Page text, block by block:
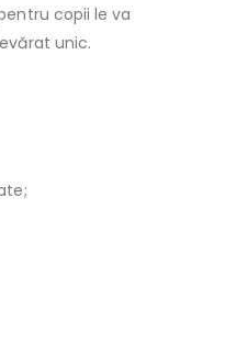
copii le va
unic.